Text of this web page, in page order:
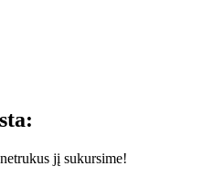
jį sukursime!